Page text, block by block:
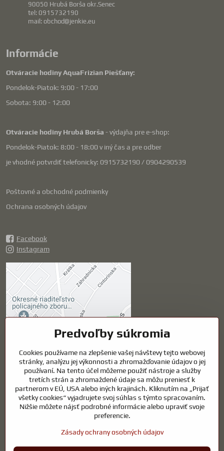
90050 Hrubá Borša okr.Senec
tel: 0915732190
mail: obchod@jenkie.eu
Informácie
Otváracie hodiny AquaFrizian Piešťany:
Pondelok-Piatok: 9:00 - 17:00
Sobota: 9:00 - 12:00
Otváracie hodiny Hrubá Borša - výdajňa pre e-shop:
Pondelok-Piatok: 8:00 - 18:00 v iný čas a pre odber
je vhodné potvrdiť telefonicky: 0915732190 / 0904290539
Poštovné a obchodné podmienky
Ochrana osobných údajov
Facebook
Instagram
Externý obsah je
blokovaný Voľbami
súkromia
Prajete si načítať externý obsah?
Povoliť tentokrát
Povoliť a zapamätať -
súhlas s druhom cookie:
Funkčné
Otvoriť obsah v novom okne
Predvoľby súkromia
Cookies používame na zlepšenie vašej návštevy tejto webovej
stránky, analýzu jej výkonnosti a zhromažďovanie údajov o jej
používaní. Na tento účel môžeme použiť nástroje a služby
tretích strán a zhromaždené údaje sa môžu preniesť k
partnerom v EÚ, USA alebo iných krajinách. Kliknutím na „Prijať
všetky cookies“ vyjadrujete svoj súhlas s týmto spracovaním.
Nižšie môžete nájsť podrobné informácie alebo upraviť svoje
preferencie.
Zásady ochrany osobných údajov